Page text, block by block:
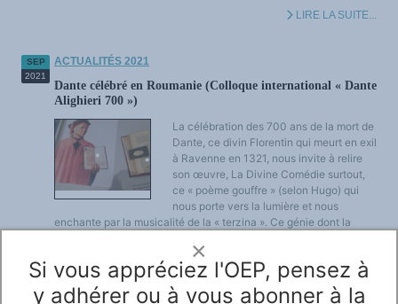
Politiques et droits linguistiques
Dynamique des langues
Langues et histoire
Langues, sciences et philosophie
Science ouverte
Langues et pouvoirs
Terminologie
Textes de référence
DOSSIERS THÉMATIQUES
Education et recherche
Culture et industries culturelles
Economique et social
Accès au dictionnaire des anglicismes
Accès à la banque de données Relations internationales
Accéder au site de l'OPA (Observatoire du plurilinguisme en Afrique)
ACTUALITÉS/EVENEMENTS
Manifestations
LIRE LA SUITE...
SEP
2021
ACTUALITÉS 2021
Dante célébré en Roumanie (Colloque international « Dante
Alighieri 700 »)
La célébration des 700 ans de la mort de
Dante, ce divin Florentin qui meurt en exil
à Ravenne en 1321, nous invite à relire
son œuvre, La Divine Comédie surtout,
ce « poème gouffre » (selon Hugo) qui
nous porte vers la lumière et nous
enchante par la musicalité de la « terzina ». Ce génie dont la
LIRE LA SUITE...
×
Si vous appréciez l'OEP, pensez à
y adhérer ou à vous abonner à la